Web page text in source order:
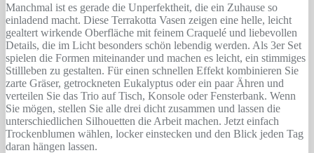
Manchmal ist es gerade die Unperfektheit, die ein Zuhause so
einladend macht. Diese Terrakotta Vasen zeigen eine helle, leicht
gealtert wirkende Oberfläche mit feinem Craquelé und liebevollen
Details, die im Licht besonders schön lebendig werden. Als 3er Set
spielen die Formen miteinander und machen es leicht, ein stimmiges
Stillleben zu gestalten. Für einen schnellen Effekt kombinieren Sie
zarte Gräser, getrockneten Eukalyptus oder ein paar Ähren und
verteilen Sie das Trio auf Tisch, Konsole oder Fensterbank. Wenn
Sie mögen, stellen Sie alle drei dicht zusammen und lassen die
unterschiedlichen Silhouetten die Arbeit machen. Jetzt einfach
Trockenblumen wählen, locker einstecken und den Blick jeden Tag
daran hängen lassen.